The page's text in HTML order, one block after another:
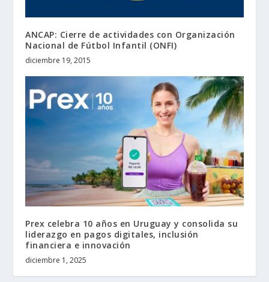
ANCAP: Cierre de actividades con Organización
Nacional de Fútbol Infantil (ONFI)
diciembre 19, 2015
Prex celebra 10 años en Uruguay y consolida su
liderazgo en pagos digitales, inclusión
financiera e innovación
diciembre 1, 2025